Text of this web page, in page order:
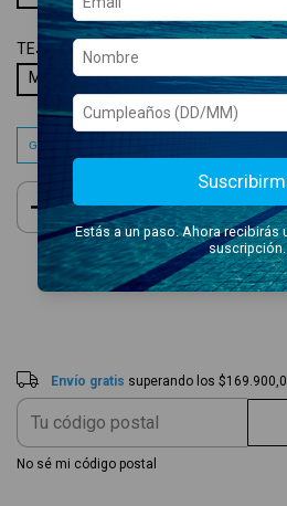
TEJIDO: MAXLIFE ECO
Maxlife Eco
Guía de talles
Envío gratis
Envío gratis superando los
No sé mi código postal
Estás a un paso. Ahora recibirás
suscripción.